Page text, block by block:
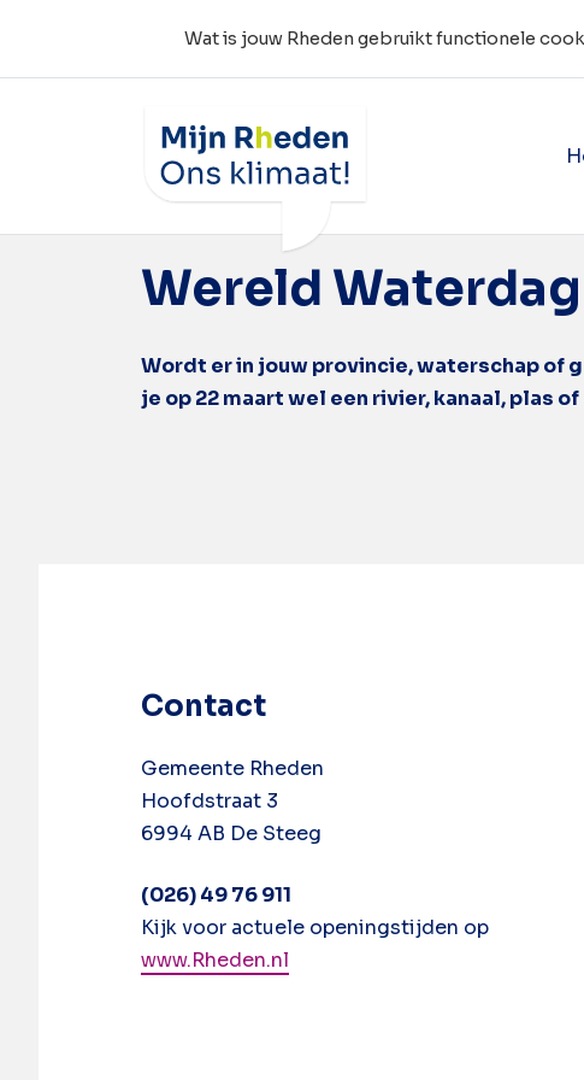
Wat is jouw Rheden gebruikt functionele
Wat is jouw Rheden
Tag:nationale
Wereld Waterdag
Wordt er in jouw provincie, waterschap of
je op 22 maart wel een rivier, kanaal, plas
Contact
Gemeente Rheden
Hoofdstraat 3
6994 AB De Steeg
(026) 49 76 911
Kijk voor actuele openingstijden op
www.Rheden.nl